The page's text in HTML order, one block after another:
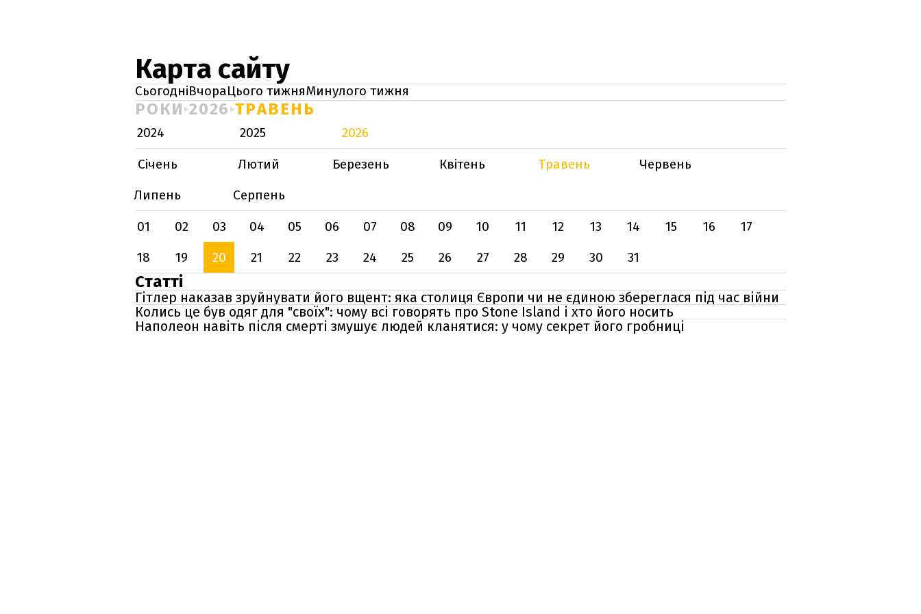
Карта сайту
СьогодніВчораЦього тижняМинулого тижня
РОКИ 2026 ТРАВЕНЬ
2024 2025
2026
Січень
Лютий Березень Квітень Травень
Червень
Липень
Серпень
01
02 03 04 05 06 07 08 09 10 11 12 13 14 15 16
17
18
19 20 21 22 23 24 25 26 27 28 29 30 31
Статті
Гітлер наказав зруйнувати його вщент: яка столиця Європи чи не єдиною збереглася під час війни
Колись це був одяг для "своїх": чому всі говорять про Stone Island і хто його носить
Наполеон навіть після смерті змушує людей кланятися: у чому секрет його гробниці